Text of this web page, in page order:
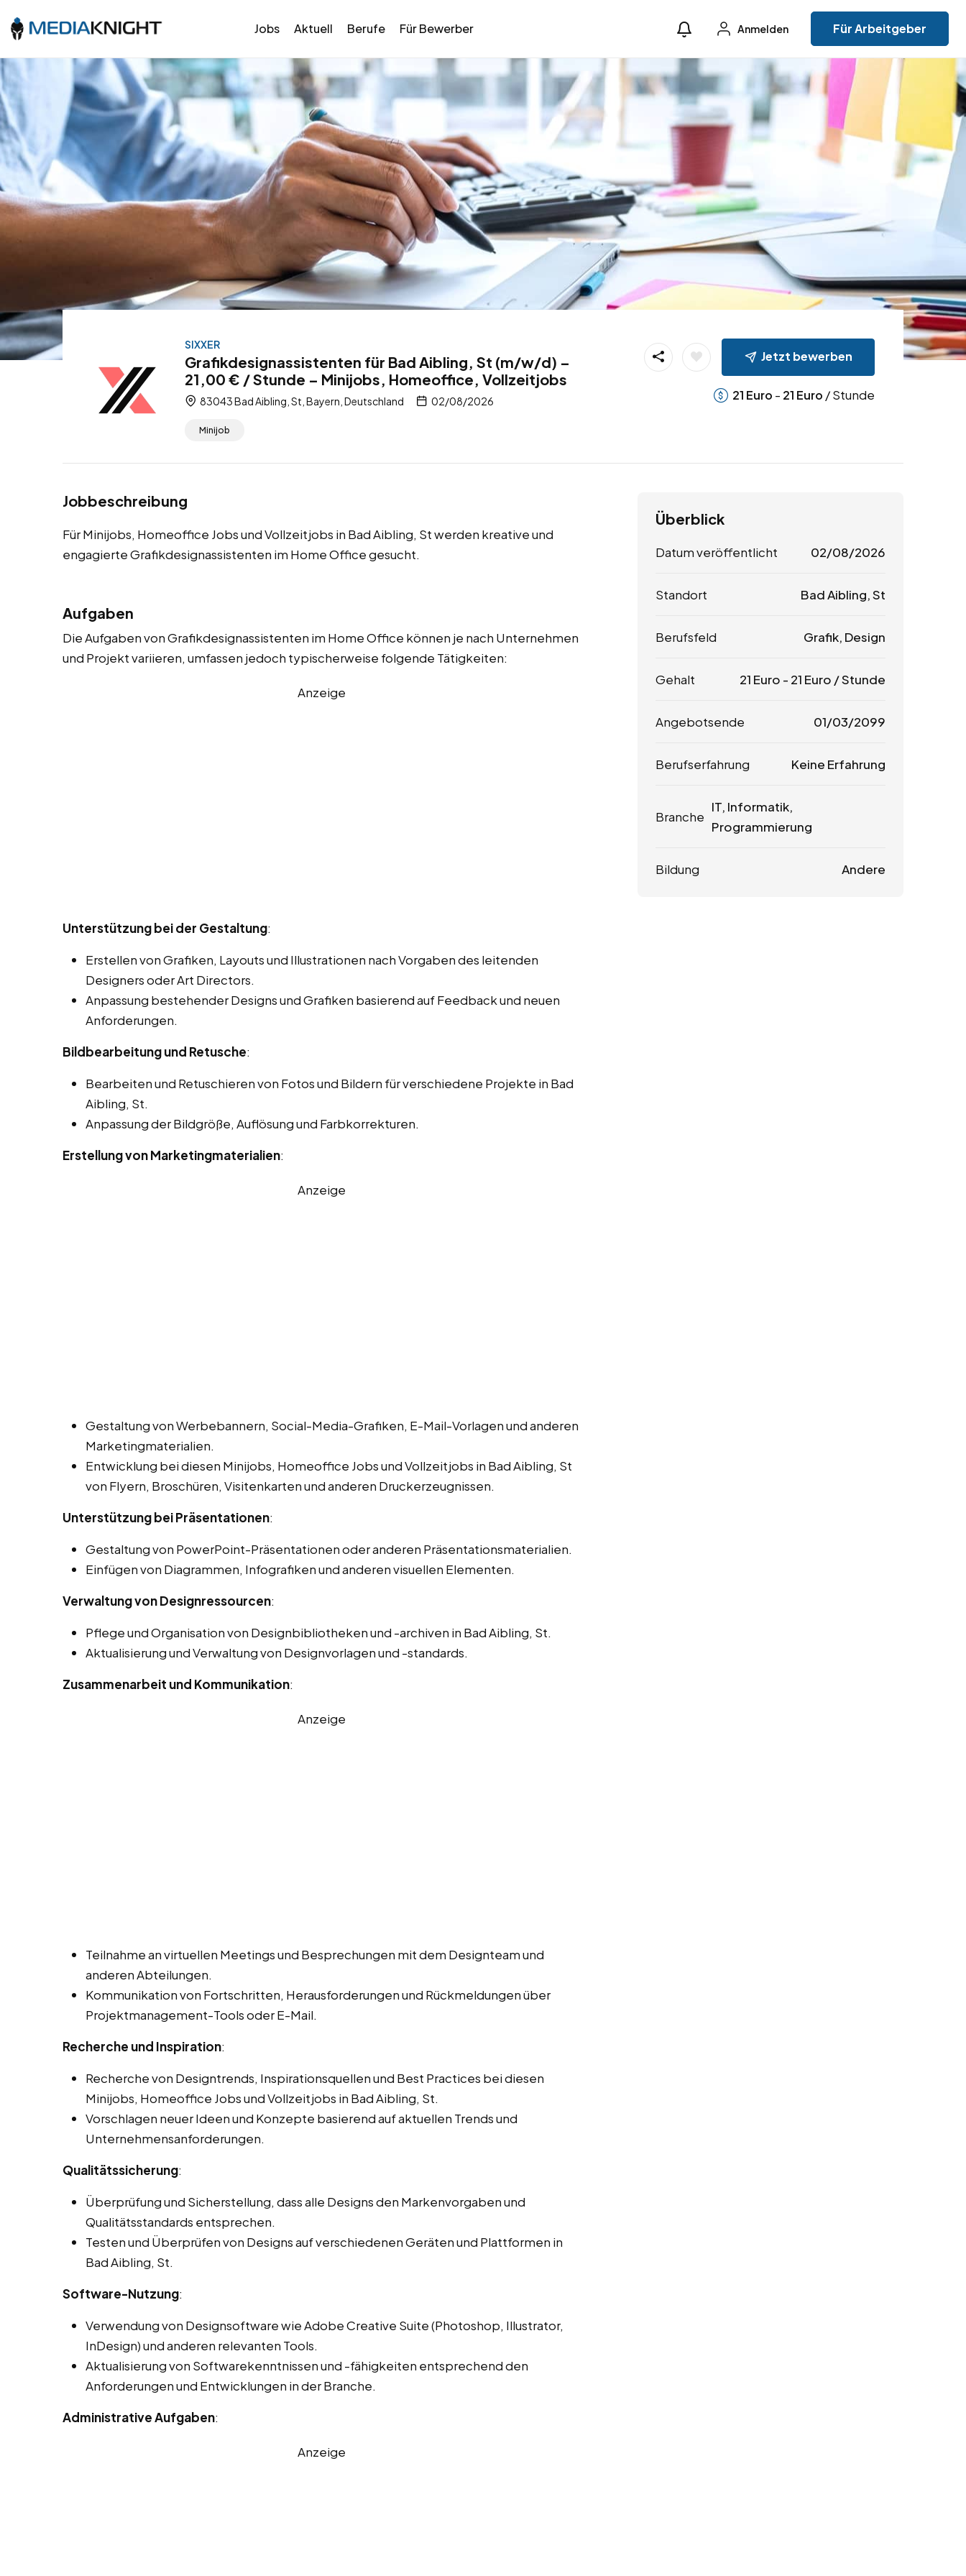
Jobs Aktuell Berufe Für Bewerber Anmelden Für Arbeitgeber
SIXXER
Grafikdesignassistenten für Bad Aibling, St (m/w/d) –
21,00 € / Stunde – Minijobs, Homeoffice, Vollzeitjobs
83043 Bad Aibling, St, Bayern, Deutschland 02/08/2026
Minijob
Jetzt bewerben
21 Euro - 21 Euro / Stunde
Jobbeschreibung
Für Minijobs, Homeoffice Jobs und Vollzeitjobs in Bad Aibling, St werden kreative und
engagierte Grafikdesignassistenten im Home Office gesucht.
Aufgaben
Die Aufgaben von Grafikdesignassistenten im Home Office können je nach Unternehmen
und Projekt variieren, umfassen jedoch typischerweise folgende Tätigkeiten:
Anzeige
Unterstützung bei der Gestaltung:
Erstellen von Grafiken, Layouts und Illustrationen nach Vorgaben des leitenden
Designers oder Art Directors.
Anpassung bestehender Designs und Grafiken basierend auf Feedback und neuen
Anforderungen.
Bildbearbeitung und Retusche:
Bearbeiten und Retuschieren von Fotos und Bildern für verschiedene Projekte in Bad
Aibling, St.
Anpassung der Bildgröße, Auflösung und Farbkorrekturen.
Erstellung von Marketingmaterialien:
Anzeige
Gestaltung von Werbebannern, Social-Media-Grafiken, E-Mail-Vorlagen und anderen
Marketingmaterialien.
Entwicklung bei diesen Minijobs, Homeoffice Jobs und Vollzeitjobs in Bad Aibling, St
von Flyern, Broschüren, Visitenkarten und anderen Druckerzeugnissen.
Unterstützung bei Präsentationen:
Gestaltung von PowerPoint-Präsentationen oder anderen Präsentationsmaterialien.
Einfügen von Diagrammen, Infografiken und anderen visuellen Elementen.
Verwaltung von Designressourcen:
Pflege und Organisation von Designbibliotheken und -archiven in Bad Aibling, St.
Aktualisierung und Verwaltung von Designvorlagen und -standards.
Zusammenarbeit und Kommunikation:
Anzeige
Teilnahme an virtuellen Meetings und Besprechungen mit dem Designteam und
anderen Abteilungen.
Kommunikation von Fortschritten, Herausforderungen und Rückmeldungen über
Projektmanagement-Tools oder E-Mail.
Recherche und Inspiration:
Recherche von Designtrends, Inspirationsquellen und Best Practices bei diesen
Minijobs, Homeoffice Jobs und Vollzeitjobs in Bad Aibling, St.
Vorschlagen neuer Ideen und Konzepte basierend auf aktuellen Trends und
Unternehmensanforderungen.
Qualitätssicherung:
Überprüfung und Sicherstellung, dass alle Designs den Markenvorgaben und
Qualitätsstandards entsprechen.
Testen und Überprüfen von Designs auf verschiedenen Geräten und Plattformen in
Bad Aibling, St.
Software-Nutzung:
Verwendung von Designsoftware wie Adobe Creative Suite (Photoshop, Illustrator,
InDesign) und anderen relevanten Tools.
Aktualisierung von Softwarekenntnissen und -fähigkeiten entsprechend den
Anforderungen und Entwicklungen in der Branche.
Administrative Aufgaben:
Anzeige
Überblick
Datum veröffentlicht 02/08/2026
Standort Bad Aibling, St
Berufsfeld Grafik, Design
Gehalt 21 Euro - 21 Euro / Stunde
Angebotsende 01/03/2099
Berufserfahrung Keine Erfahrung
Branche
IT, Informatik,
Programmierung
Bildung Andere